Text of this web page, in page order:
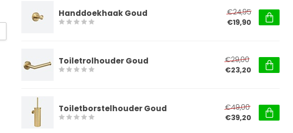
Handdoekhaak Goud
€24,95
€19,90
Toiletrolhouder Goud
€29,00
€23,20
Toiletborstelhouder Goud
€49,00
€39,20